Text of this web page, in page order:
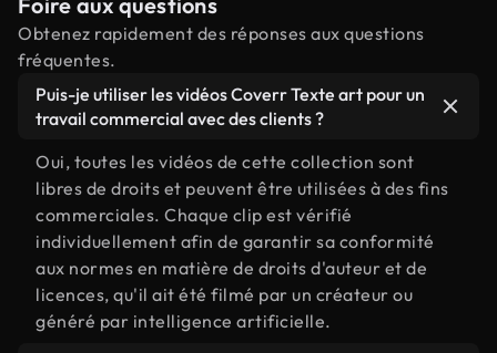
Obtenez rapidement des réponses aux questions
fréquentes.
Puis-je utiliser les vidéos Coverr Texte art pour un
travail commercial avec des clients ?
Oui, toutes les vidéos de cette collection sont
libres de droits et peuvent être utilisées à des fins
commerciales. Chaque clip est vérifié
individuellement afin de garantir sa conformité
aux normes en matière de droits d'auteur et de
licences, qu'il ait été filmé par un créateur ou
généré par intelligence artificielle.